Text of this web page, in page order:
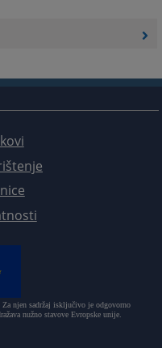
njen sadržaj isključivo je odgovorno
nužno stavove Evropske unije.